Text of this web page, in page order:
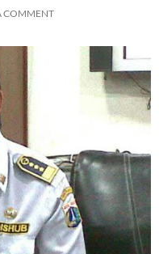
COMMENT